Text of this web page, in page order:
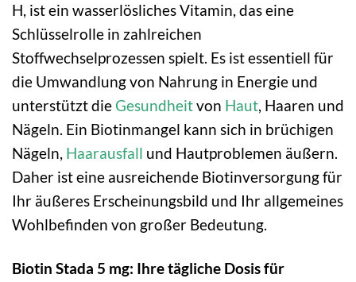
H, ist ein wasserlösliches Vitamin, das eine
Schlüsselrolle in zahlreichen
Stoffwechselprozessen spielt. Es ist essentiell für
die Umwandlung von Nahrung in Energie und
unterstützt die Gesundheitvon Haut, Haaren und
Nägeln. Ein Biotinmangel kann sich in brüchigen
Nägeln, Haarausfall und Hautproblemen äußern.
Daher ist eine ausreichende Biotinversorgung für
Ihr äußeres Erscheinungsbild und Ihr allgemeines
Wohlbefinden von großer Bedeutung.
Biotin Stada 5 mg: Ihre tägliche Dosis für